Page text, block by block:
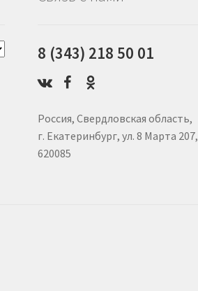
8 (343) 218 50 01
Россия, Свердловская область,
г. Екатеринбург, ул. 8 Марта 207,
620085